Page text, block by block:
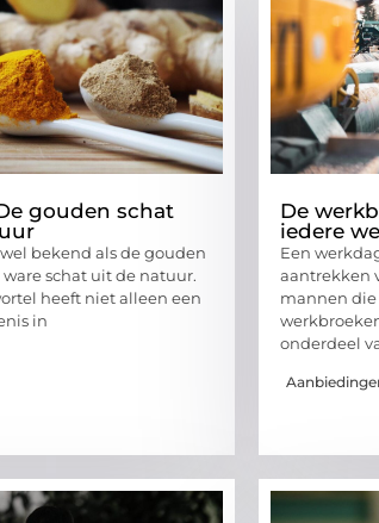
gouden schat
bekend als de gouden
ware schat uit de natuur.
heeft niet alleen een
in
De
iedere
Een
aantrekken
mannen die
onderdeel